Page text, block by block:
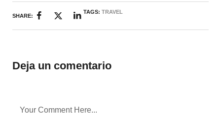
SHARE:
TAGS:TRAVEL
Deja un comentario